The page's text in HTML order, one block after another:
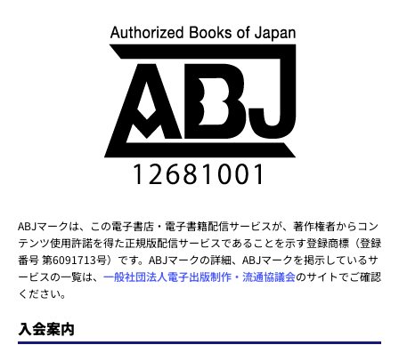
ABJマークは、この電子書店・電子書籍配信サービスが、著作権者からコン
テンツ使用許諾を得た正規版配信サービスであることを示す登録商標（登録
番号 第6091713号）です。ABJマークの詳細、ABJマークを掲示しているサ
ービスの一覧は、 一般社団法人電子出版制作・流通協議会のサイトでご確認
ください。
入会案内